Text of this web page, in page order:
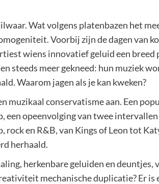
Wat volgens platenbazen het
Voorbij zijn de dagen van
wiens innovatief geluid een breed
steeds meer gekneed: hun muziek
Waarom jagen als je kan kweken?
muzikaal conservatisme aan. Een
een opeenvolging van twee
en R&B, van Kings of Leon tot
herhaald.
herkenbare geluiden en deuntjes,
mechanische duplicatie? Er is